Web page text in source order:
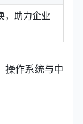
，助力企业
操作系统与中